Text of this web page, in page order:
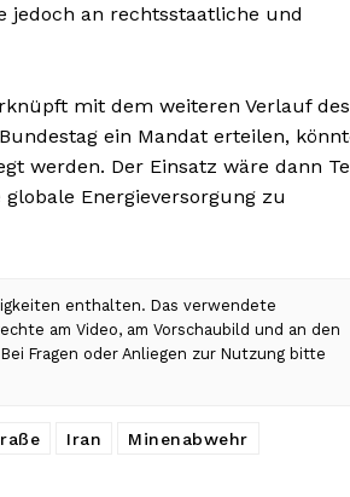
jedoch an rechtsstaatliche und
mit dem weiteren Verlauf des
ein Mandat erteilen,
werden. Der Einsatz wäre dann
Energieversorgung zu
enthalten. Das verwendete
am Video, am Vorschaubild und an den
Fragen oder Anliegen zur Nutzung bitte
Iran Minenabwehr